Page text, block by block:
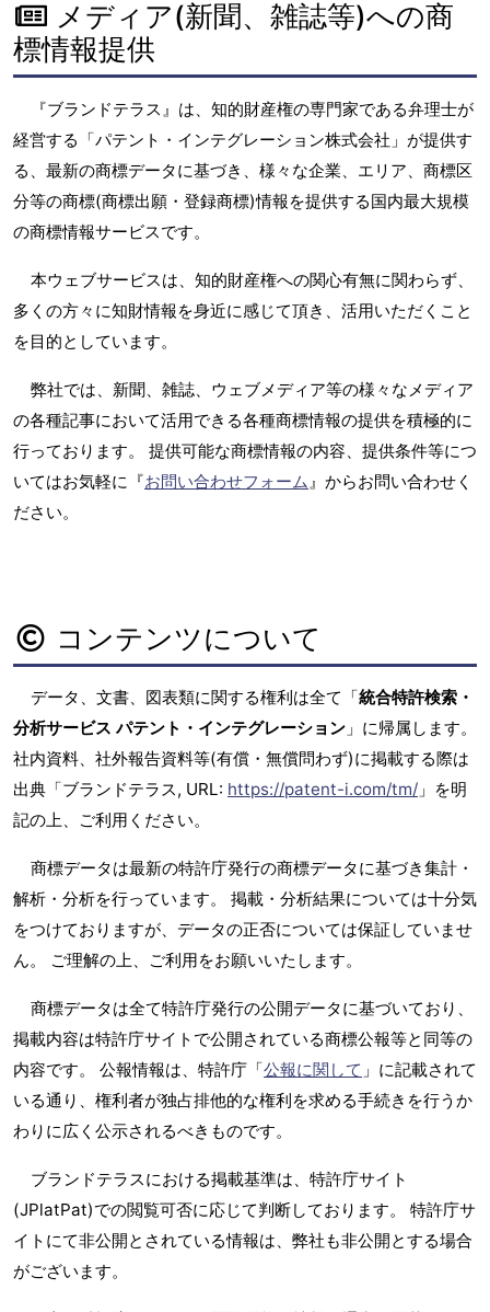
メディア(新聞、雑誌等)への商
標情報提供
『ブランドテラス』は、知的財産権の専門家である弁理士が
経営する「パテント・インテグレーション株式会社」が提供す
る、最新の商標データに基づき、様々な企業、エリア、商標区
分等の商標(商標出願・登録商標)情報を提供する国内最大規模
の商標情報サービスです。
本ウェブサービスは、知的財産権への関心有無に関わらず、
多くの方々に知財情報を身近に感じて頂き、活用いただくこと
を目的としています。
弊社では、新聞、雑誌、ウェブメディア等の様々なメディア
の各種記事において活用できる各種商標情報の提供を積極的に
行っております。 提供可能な商標情報の内容、提供条件等につ
いてはお気軽に『お問い合わせフォーム 』からお問い合わせく
ださい。
コンテンツについて
データ、文書、図表類に関する権利は全て「統合特許検索・
分析サービス パテント・インテグレーション 」に帰属します。
社内資料、社外報告資料等(有償・無償問わず)に掲載する際は
出典「ブランドテラス, URL: https://patent-i.com/tm/ 」を明
記の上、ご利用ください。
商標データは最新の特許庁発行の商標データに基づき集計・
解析・分析を行っています。 掲載・分析結果については十分気
をつけておりますが、データの正否については保証していませ
ん。 ご理解の上、ご利用をお願いいたします。
商標データは全て特許庁発行の公開データに基づいており、
掲載内容は特許庁サイトで公開されている商標公報等と同等の
内容です。 公報情報は、特許庁「公報に関して 」に記載されて
いる通り、権利者が独占排他的な権利を求める手続きを行うか
わりに広く公示されるべきものです。
ブランドテラスにおける掲載基準は、特許庁サイト
(JPlatPat)での閲覧可否に応じて判断しております。 特許庁サ
イトにて非公開とされている情報は、弊社も非公開とする場合
がございます。